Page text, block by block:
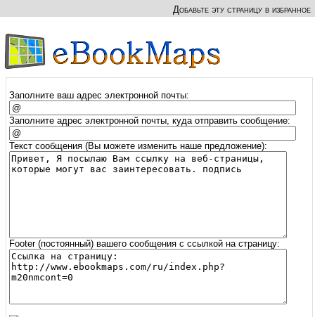
Добавьте эту страницу в избранное
Заполните ваш адрес электронной почты:
Заполните адрес электронной почты, куда отправить сообщение:
Текст сообщения (Вы можете изменить наше предложение):
Footer (постоянный) вашего сообщения с ссылкой на страницу: